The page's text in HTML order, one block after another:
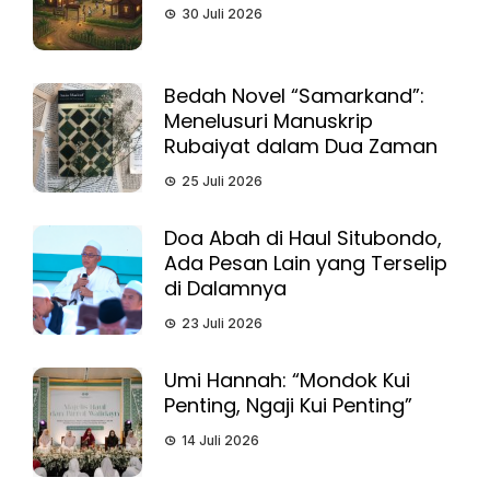
30 Juli 2026
Bedah Novel “Samarkand”:
Menelusuri Manuskrip
Rubaiyat dalam Dua Zaman
25 Juli 2026
Doa Abah di Haul Situbondo,
Ada Pesan Lain yang Terselip
di Dalamnya
23 Juli 2026
Umi Hannah: “Mondok Kui
Penting, Ngaji Kui Penting”
14 Juli 2026